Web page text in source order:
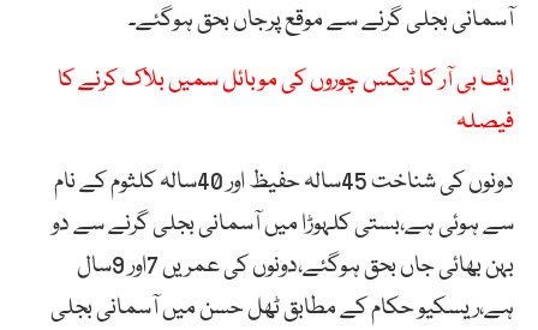
آسمانی بجلی گرنے سے موقع پرجاں بحق ہوگئے۔
ایف بی آر کا ٹیکس چوروں کی موبائل سمیں بلاک کرنے کا
فیصلہ
دونوں کی شناخت 45سالہ حفیظ اور 40سالہ کلثوم کے نام
سے ہوئی ہے،بستی کلہوڑا میں آسمانی بجلی گرنے سے دو
بہن بھائی جاں بحق ہوگئے،دونوں کی عمریں 7اور 9سال
ہے،ریسکیو حکام کے مطابق ٹھل حسن میں آسمانی بجلی